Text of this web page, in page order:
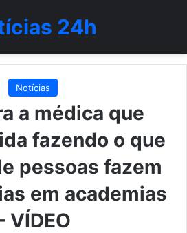
24h
Notícias
a médica que
fazendo o que
pessoas fazem
em academias
VÍDEO